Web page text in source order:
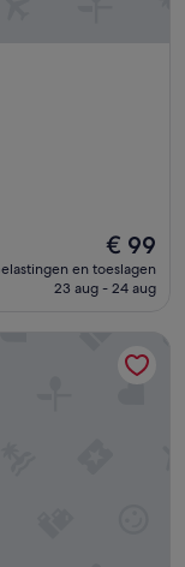
De
prijs
is
€ 99
en toeslagen
23 aug - 24 aug